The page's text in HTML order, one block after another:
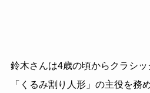
鈴木さんは4歳の頃からクラシッ
「くるみ割り人形」の主役を務